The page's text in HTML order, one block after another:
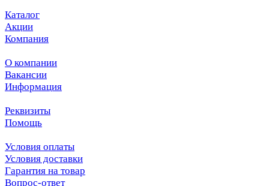
Каталог
Акции
Компания
О компании
Вакансии
Информация
Реквизиты
Помощь
Условия оплаты
Условия доставки
Гарантия на товар
Вопрос-ответ